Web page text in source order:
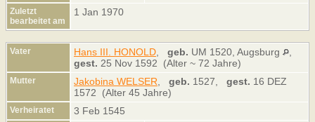
Zuletzt
bearbeitet am
1 Jan 1970
Vater Hans III. HONOLD geb. UM 1520, Augsburg
gest. 25 Nov 1592 (Alter ~ 72 Jahre)
Mutter Jakobina WELSER geb. 1527, gest. 16 DEZ
1572 (Alter 45 Jahre)
Verheiratet 3 Feb 1545